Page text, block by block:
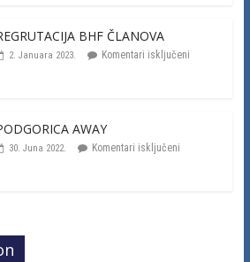
BHF ČLANOVA
2. Januara 2023. Komentari isključeni
AWAY
30. Juna 2022. Komentari isključeni